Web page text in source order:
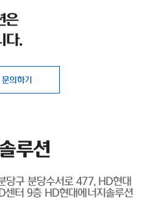
은
다.
문의하기
루션
당구 분당수서로 477, HD현대
센터 9층 HD현대에너지솔루션